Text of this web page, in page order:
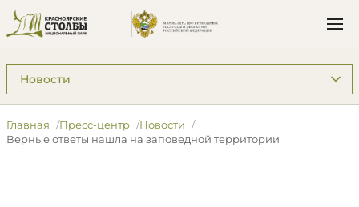
Подразделы: Пресс-центр
Главная Пресс-центр
Новости
​Верные ответы нашла на заповедной территории